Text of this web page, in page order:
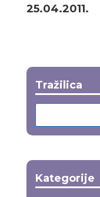
25.04.2011.
Tražilica
Kategorije